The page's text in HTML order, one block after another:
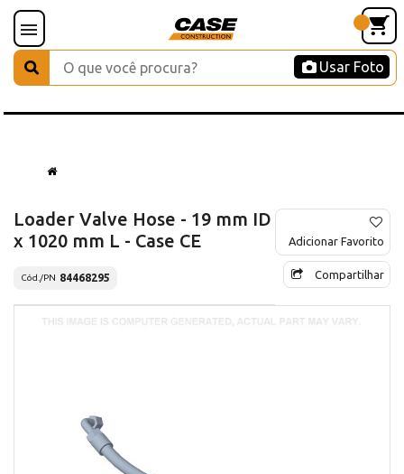
Usar Foto
Loader Valve Hose - 19 mm ID
x 1020 mm L - Case CE
Cód./PN 84468295
Adicionar Favorito
Compartilhar